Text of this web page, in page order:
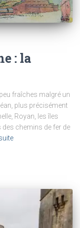
: la
fraîches malgré un
plus précisément
Royan, les îles
chemins de fer de